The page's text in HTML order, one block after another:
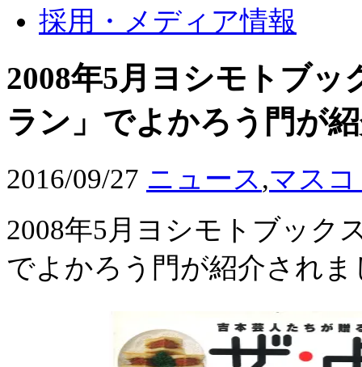
採用・メディア情報
2008年5月ヨシモトブ
ラン」でよかろう門が
2016/09/27 ニュース,マス
2008年5月ヨシモトブック
でよかろう門が紹介されま